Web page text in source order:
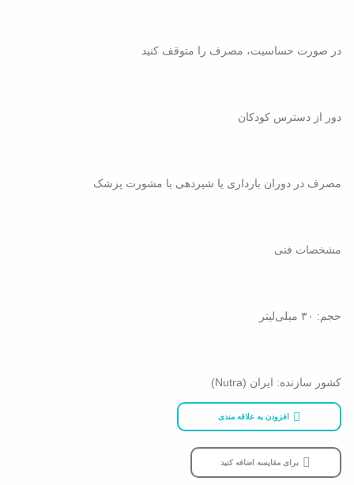
در صورت حساسیت، مصرف را متوقف کنید
دور از دسترس کودکان
مصرف در دوران بارداری یا شیردهی با مشورت پزشک
مشخصات فنی
حجم: ۳۰ میلی‌لیتر
کشور سازنده: ایران (Nutra)
افزودن به علاقه مندی
برای مقایسه اضافه کنید